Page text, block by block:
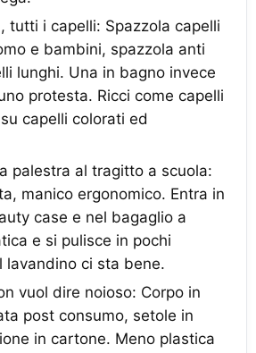
tutti i capelli: Spazzola capelli
e bambini, spazzola anti
lunghi. Una in bagno invece
protesta. Ricci come capelli
capelli colorati ed
palestra al tragitto a scuola:
manico ergonomico. Entra in
case e nel bagaglio a
e si pulisce in pochi
lavandino ci sta bene.
vuol dire noioso: Corpo in
post consumo, setole in
in cartone. Meno plastica